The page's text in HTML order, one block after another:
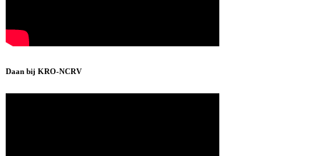
Daan bij KRO-NCRV